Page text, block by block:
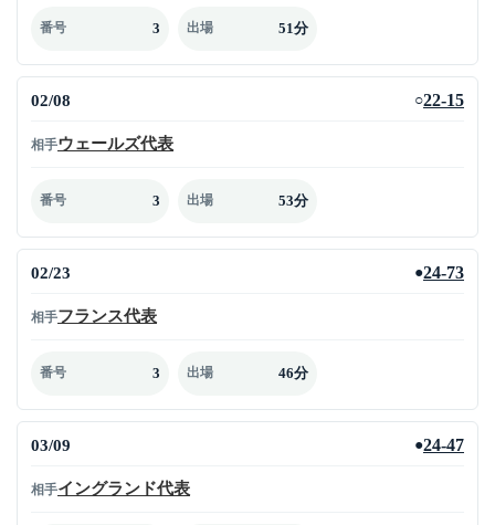
番号 3 出場 51分
02/08 ○22-15
相手ウェールズ代表
番号 3 出場 53分
02/23 ●24-73
相手フランス代表
番号 3 出場 46分
03/09 ●24-47
相手イングランド代表